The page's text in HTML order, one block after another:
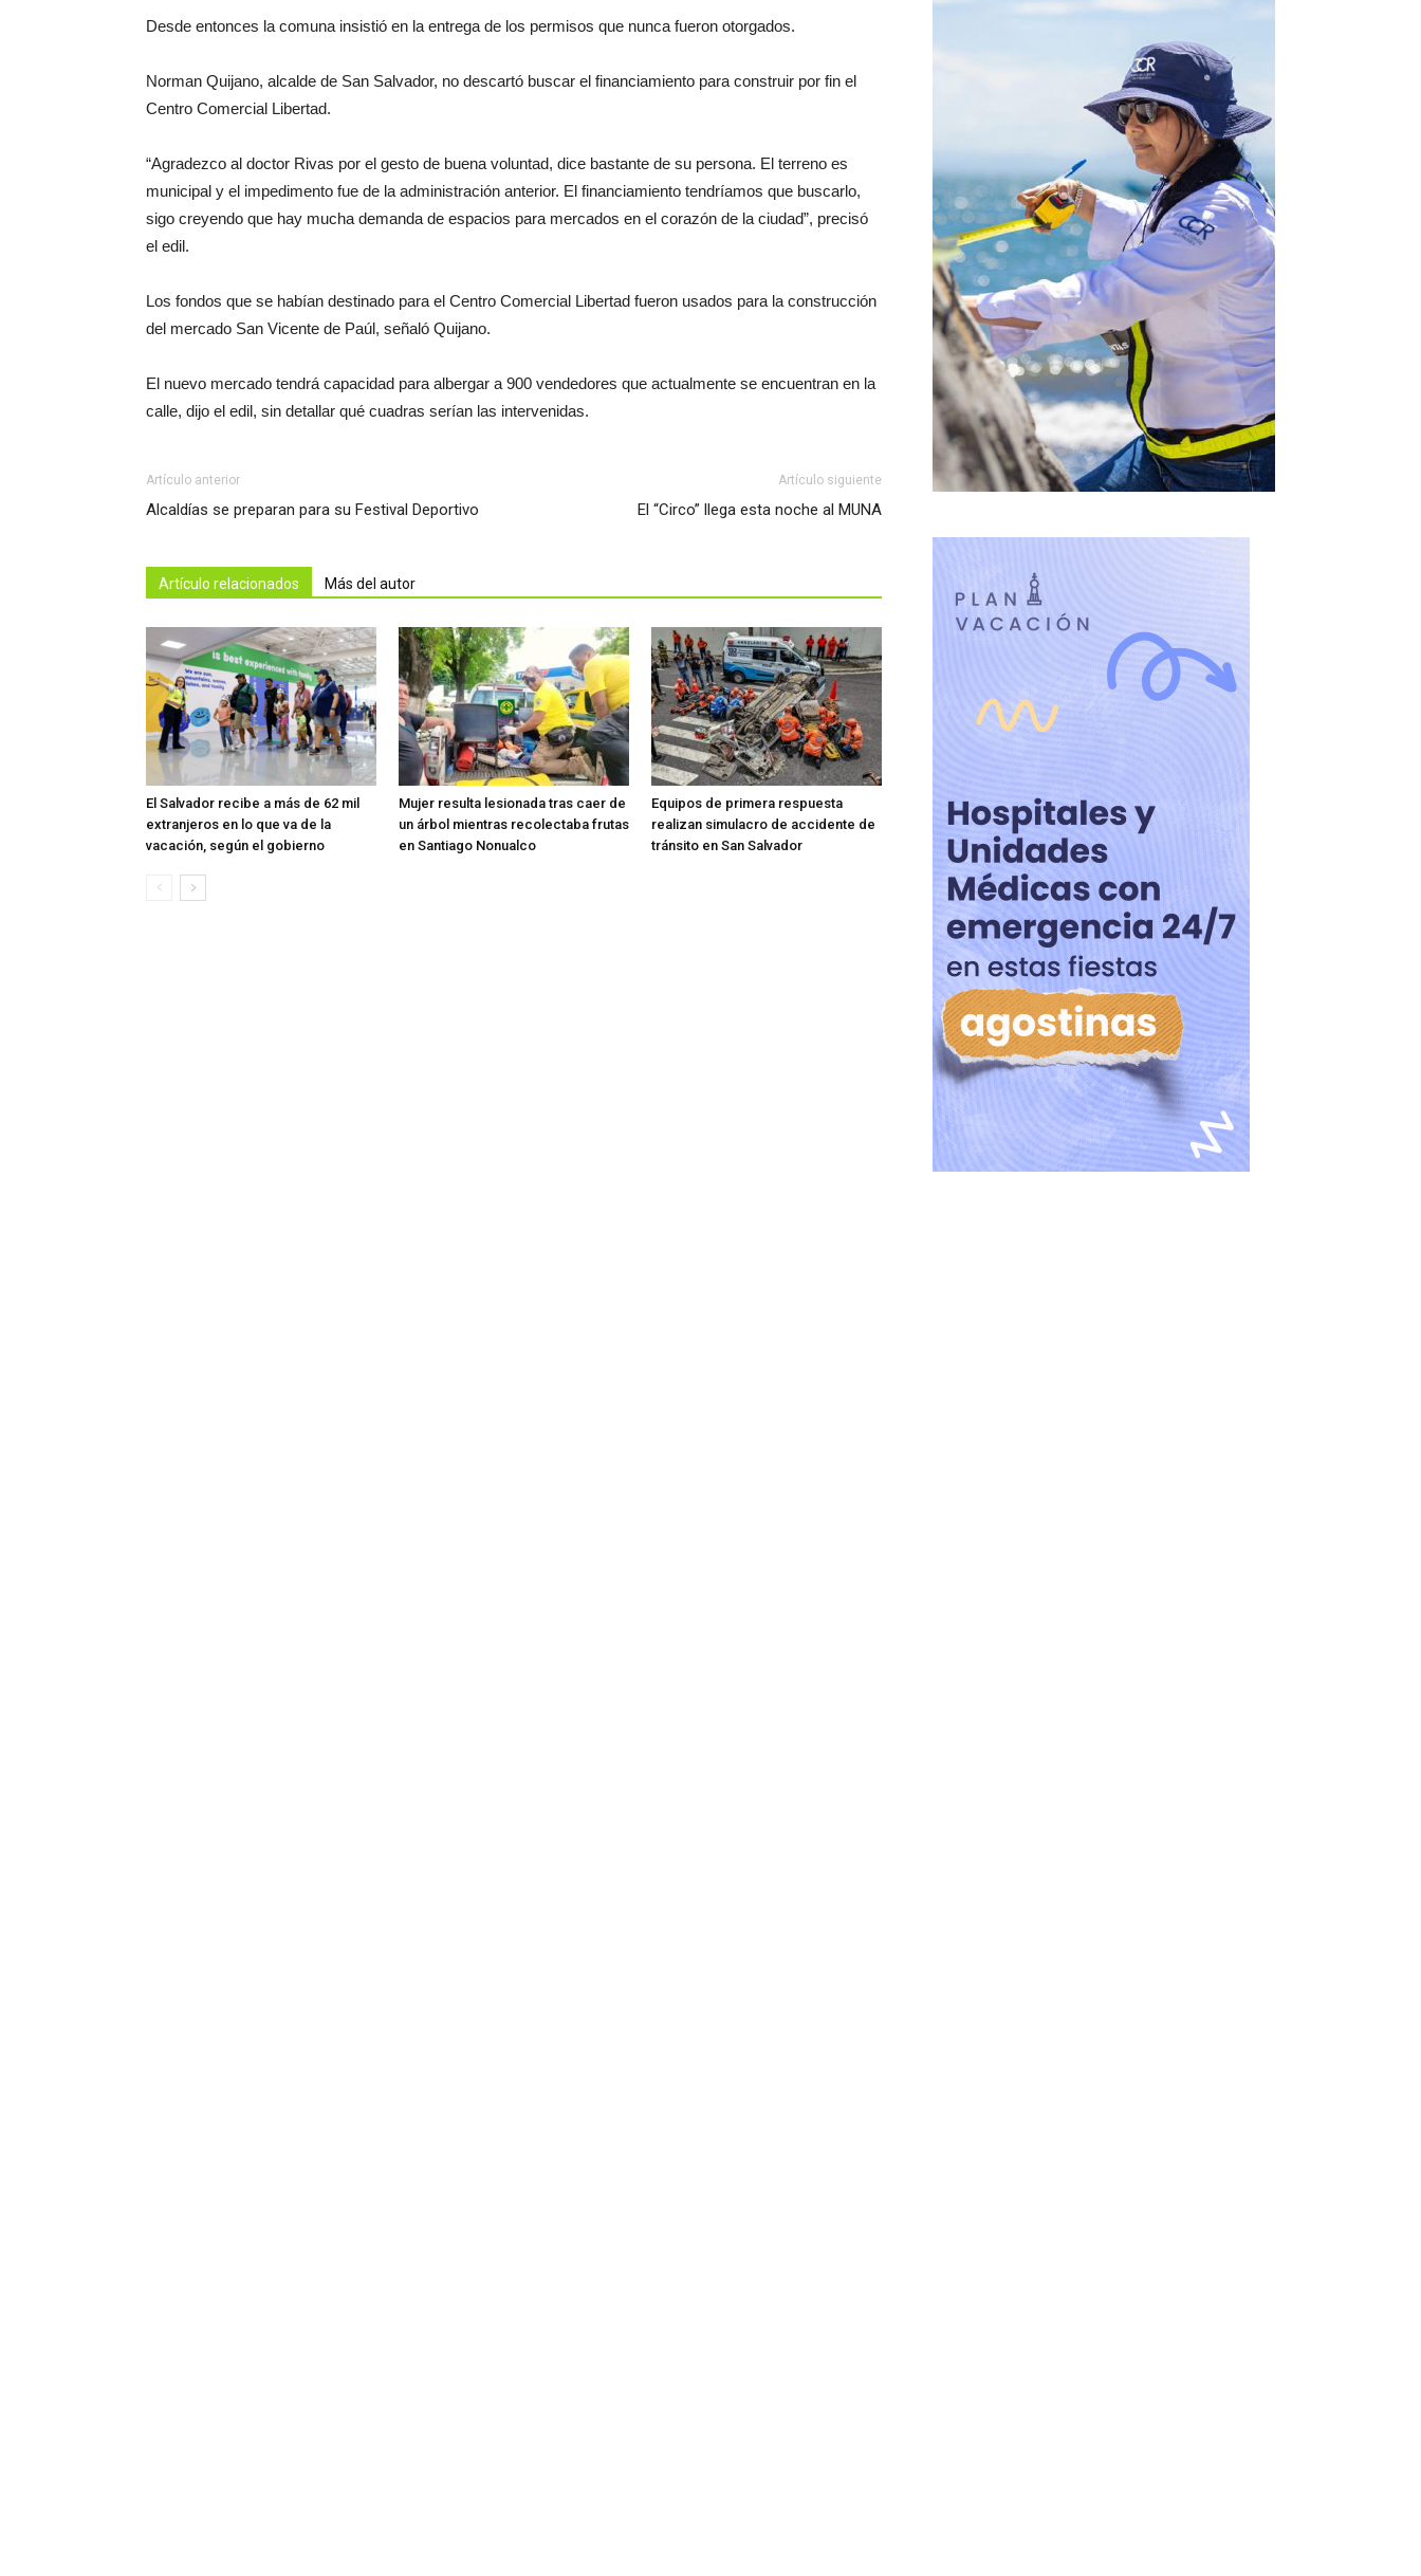
Desde entonces la comuna insistió en la entrega de los permisos que nunca fueron otorgados.
Norman Quijano, alcalde de San Salvador, no descartó buscar el financiamiento para construir por fin el
Centro Comercial Libertad.
“Agradezco al doctor Rivas por el gesto de buena voluntad, dice bastante de su persona. El terreno es
municipal y el impedimento fue de la administración anterior. El financiamiento tendríamos que buscarlo,
sigo creyendo que hay mucha demanda de espacios para mercados en el corazón de la ciudad”, precisó
el edil.
Los fondos que se habían destinado para el Centro Comercial Libertad fueron usados para la construcción
del mercado San Vicente de Paúl, señaló Quijano.
El nuevo mercado tendrá capacidad para albergar a 900 vendedores que actualmente se encuentran en la
calle, dijo el edil, sin detallar qué cuadras serían las intervenidas.
Artículo anterior
Alcaldías se preparan para su Festival Deportivo
Artículo siguiente
El “Circo” llega esta noche al MUNA
Artículo relacionados Más del autor
El Salvador recibe a más de 62 mil
extranjeros en lo que va de la
vacación, según el gobierno
Mujer resulta lesionada tras caer de
un árbol mientras recolectaba frutas
en Santiago Nonualco
Equipos de primera respuesta
realizan simulacro de accidente de
tránsito en San Salvador